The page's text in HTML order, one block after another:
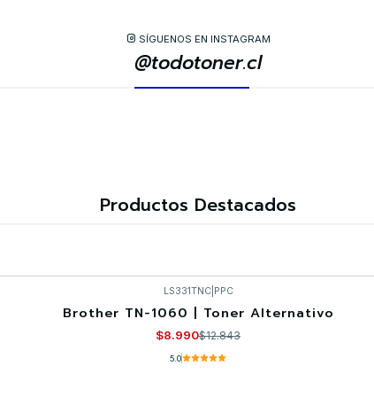
SÍGUENOS EN INSTAGRAM
@todotoner.cl
Productos Destacados
LS331TNC| PPC
Brother TN-1060 | Toner Alternativo
$8.990$12.843
5.0